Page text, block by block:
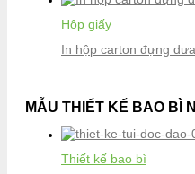
Hộp giấy
In hộp carton đựng
MẪU THIẾT KẾ BAO BÌ
Thiết kế bao bì